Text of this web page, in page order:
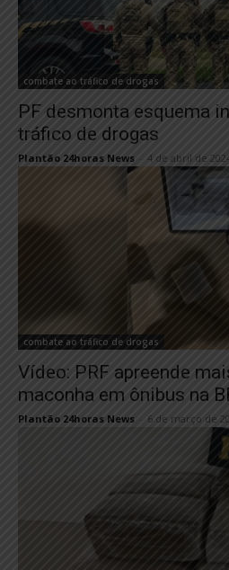
combate ao tráfico de drogas
PF desmonta esquema
tráfico de drogas
Plantão 24horas News 4 de abril de
combate ao tráfico de drogas
Vídeo: PRF apreende
maconha em ônibus na
Plantão 24horas News 6 de março de